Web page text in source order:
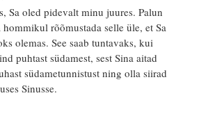
Sa oled pidevalt minu juures. Palun
rõõmustada selle üle, et Sa
olemas. See saab tuntavaks, kui
puhtast südamest, sest Sina aitad
südametunnistust ning olla siirad
Sinusse.